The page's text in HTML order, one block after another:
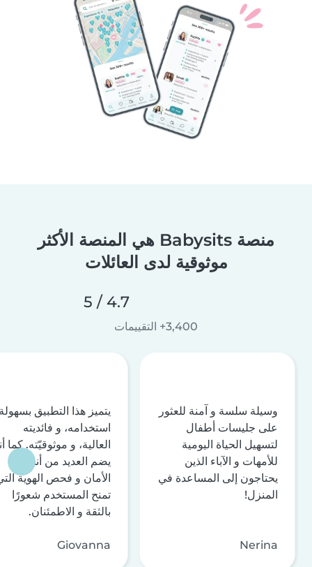
منصة Babysits هي المنصة الأكثر
موثوقية لدى العائلات
4.7 / 5
3,400+ التقييمات
وسيلة سلسة و آمنة للعثور
على جليسات أطفال
لتسهيل الحياة اليومية
للأمهات و الآباء الذين
يحتاجون إلى المساعدة في
المنزل!
Nerina
يتميز هذا التطبيق
استخدامه، و فائديته
العالية، و موثوقيّته. كما
يضم العديد من أنظمة
الأمان و فحص الهوية
تمنح المستخدم شعورًا
بالثقة و الاطمئنان.
Giovanna